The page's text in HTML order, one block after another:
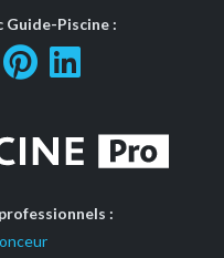
Guide-Piscine :
: